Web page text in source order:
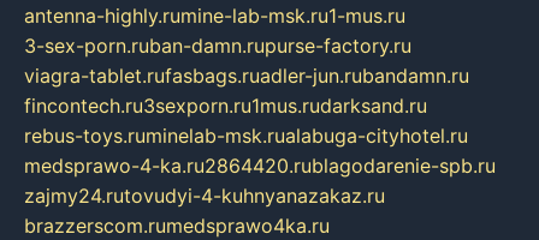
antenna-highly.rumine-lab-msk.ru1-mus.ru
3-sex-porn.ruban-damn.rupurse-factory.ru
viagra-tablet.rufasbags.ruadler-jun.rubandamn.ru
fincontech.ru3sexporn.ru1mus.rudarksand.ru
rebus-toys.ruminelab-msk.rualabuga-cityhotel.ru
medsprawo-4-ka.ru2864420.rublagodarenie-spb.ru
zajmy24.rutovudyi-4-kuhnyanazakaz.ru
brazzerscom.rumedsprawo4ka.ru